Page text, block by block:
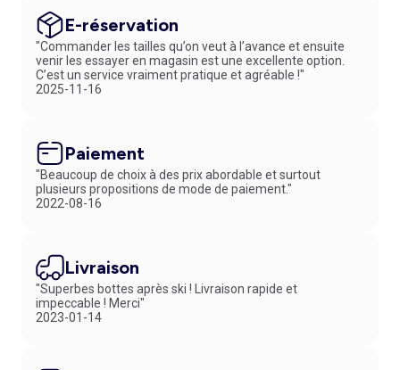
E-réservation
"Commander les tailles qu’on veut à l’avance et ensuite
venir les essayer en magasin est une excellente option.
C’est un service vraiment pratique et agréable !"
2025-11-16
Paiement
"Beaucoup de choix à des prix abordable et surtout
plusieurs propositions de mode de paiement."
2022-08-16
Livraison
"Superbes bottes après ski ! Livraison rapide et
impeccable ! Merci"
2023-01-14